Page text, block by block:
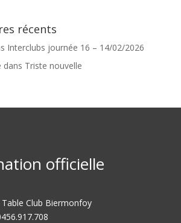
récents
Interclubs journée 16 – 14/02/2026
dans Triste nouvelle
officielle
Club Biermonfoy